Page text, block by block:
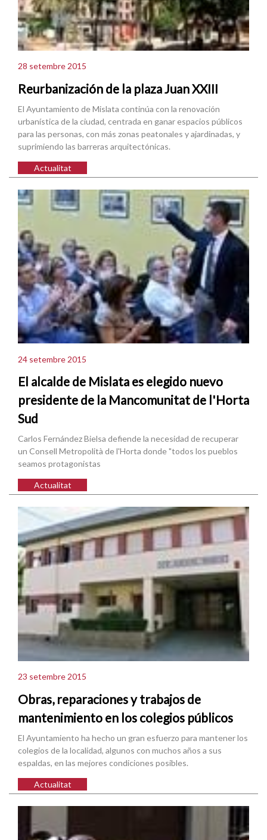
28 setembre 2015
Reurbanización de la plaza Juan XXIII
El Ayuntamiento de Mislata continúa con la renovación
urbanística de la ciudad, centrada en ganar espacios públicos
para las personas, con más zonas peatonales y ajardinadas, y
suprimiendo las barreras arquitectónicas.
Actualitat
24 setembre 2015
El alcalde de Mislata es elegido nuevo
presidente de la Mancomunitat de l'Horta
Sud
Carlos Fernández Bielsa defiende la necesidad de recuperar
un Consell Metropolità de l'Horta donde "todos los pueblos
seamos protagonistas
Actualitat
23 setembre 2015
Obras, reparaciones y trabajos de
mantenimiento en los colegios públicos
El Ayuntamiento ha hecho un gran esfuerzo para mantener los
colegios de la localidad, algunos con muchos años a sus
espaldas, en las mejores condiciones posibles.
Actualitat